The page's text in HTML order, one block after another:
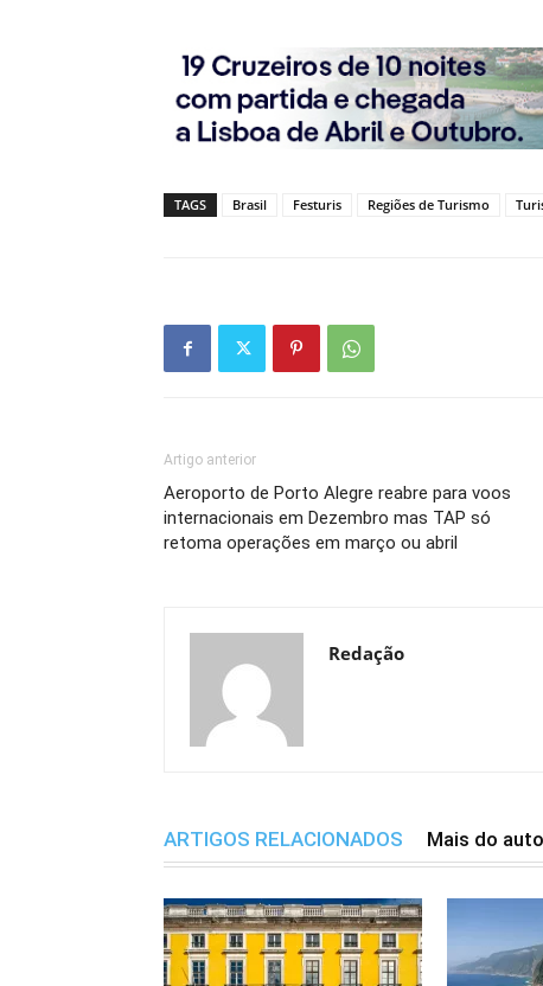
TAGS Brasil Festuris Regiões de Turismo
Artigo anterior
Aeroporto de Porto Alegre reabre para voos
internacionais em Dezembro mas TAP só
retoma operações em março ou abril
Redação
ARTIGOS RELACIONADOS Mais do